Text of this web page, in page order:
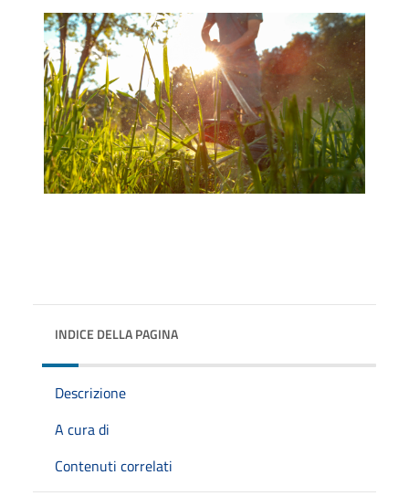
INDICE DELLA PAGINA
Descrizione
A cura di
Contenuti correlati